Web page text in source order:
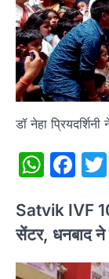
डॉ नेहा
Satvik IVF
सेंटर, धनबाद ने